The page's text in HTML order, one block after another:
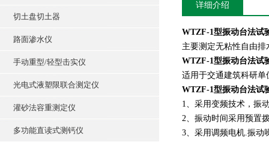
切土盘切土器
路面渗水仪
手动重型/轻型击实仪
光电式液塑限联合测定仪
灌砂法容重测定仪
多功能直读式测钙仪
详细介绍
WTZF-1型振动台法试
主要测定无粘性自由
WTZF-1型振动台法试
适用于交通建筑科研
WTZF-1型振动台法试
1、采用变频技术，振
2、振动时间采用预置
3、采用调频电机.振动